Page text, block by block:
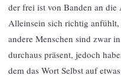
der frei ist von Banden an
Alleinsein sich richtig
andere Menschen sind zwar
durchaus präsent, jedoch
dem das Wort Selbst auf